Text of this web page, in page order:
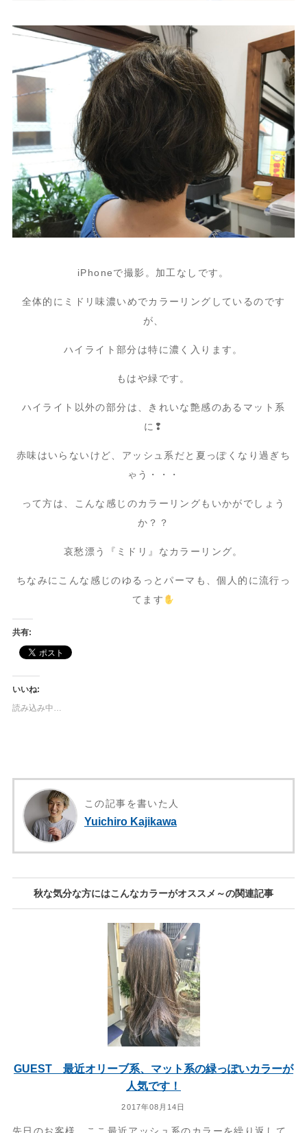
iPhoneで撮影。加工なしです。
全体的にミドリ味濃いめでカラーリングしているのです
が、
ハイライト部分は特に濃く入ります。
もはや緑です。
ハイライト以外の部分は、きれいな艶感のあるマット系
に❢
赤味はいらないけど、アッシュ系だと夏っぽくなり過ぎち
ゃう・・・
って方は、こんな感じのカラーリングもいかがでしょう
か？？
哀愁漂う『ミドリ』なカラーリング。
ちなみにこんな感じのゆるっとパーマも、個人的に流行っ
てます
共有:
いいね:
読み込み中…
この記事を書いた人
Yuichiro Kajikawa
秋な気分な方にはこんなカラーがオススメ～の関連記事
GUEST 最近オリーブ系、マット系の緑っぽいカラーが
人気です！
2017年08月14日